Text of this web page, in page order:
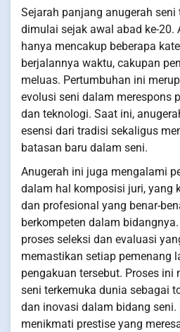
Sejarah panjang anugerah seni
dimulai sejak awal abad ke-20.
hanya mencakup beberapa
berjalannya waktu, cakupan
meluas. Pertumbuhan ini
evolusi seni dalam merespons
dan teknologi. Saat ini,
esensi dari tradisi sekaligus
batasan baru dalam seni.
Anugerah ini juga mengalami
dalam hal komposisi juri, yang
dan profesional yang benar-
berkompeten dalam
proses seleksi dan evaluasi
memastikan setiap pemenang
pengakuan tersebut. Proses ini
seni terkemuka dunia sebagai
dan inovasi dalam bidang seni.
menikmati prestise yang